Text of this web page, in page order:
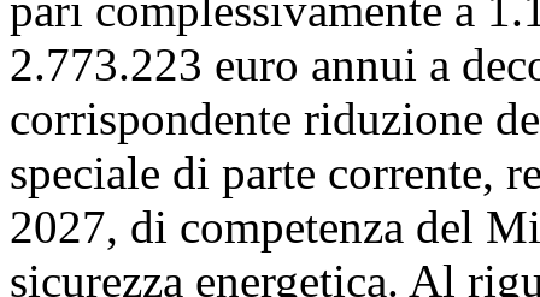
2.773.223 euro annui a
corrispondente riduzione
speciale di parte corrente,
2027, di competenza del
sicurezza energetica. Al